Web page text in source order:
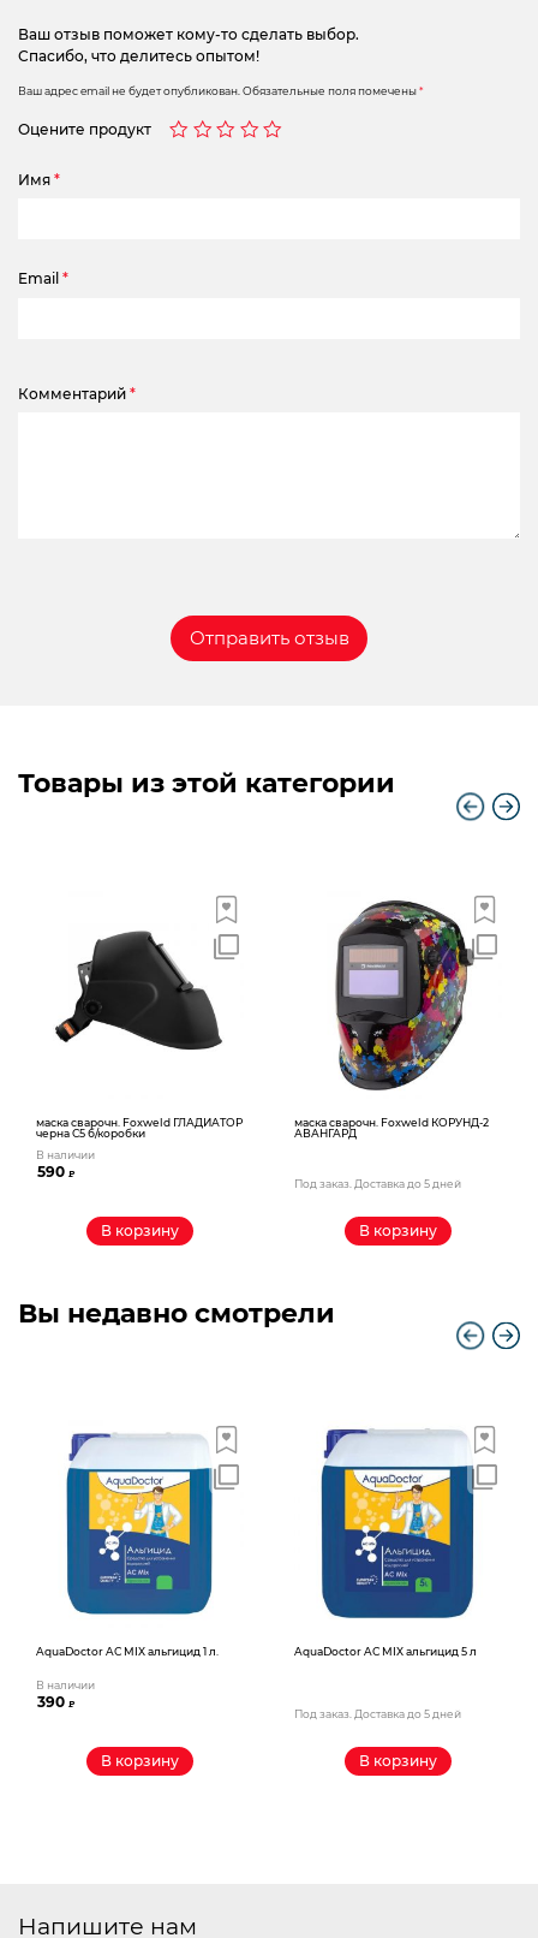
Ваш отзыв поможет кому-то сделать выбор.
Спасибо, что делитесь опытом!
Ваш адрес email не будет опубликован. Обязательные поля помечены*
Оцените продукт
Имя *
Email *
Комментарий *
Товары из этой категории
маска сварочн. Foxweld ГЛАДИАТОР
черна С5 б/коробки
В наличии
590₽
В корзину
маска сварочн. Foxweld КОРУНД-2
АВАНГАРД
Под заказ. Доставка до 5 дней
В корзину
Вы недавно смотрели
AquaDoctor AС MIX альгицид 1 л.
В наличии
390₽
В корзину
AquaDoctor AС MIX альгицид 5 л
Под заказ. Доставка до 5 дней
В корзину
Напишите нам